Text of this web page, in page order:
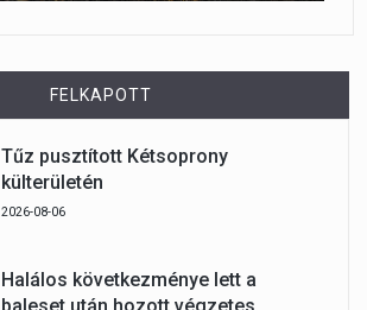
FELKAPOTT
Tűz pusztított Kétsoprony
külterületén
2026-08-06
Halálos következménye lett a